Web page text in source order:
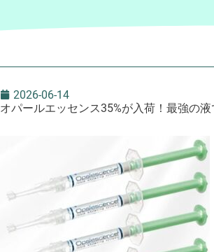
2026-06-14
オパールエッセンス35%が入荷！最強の